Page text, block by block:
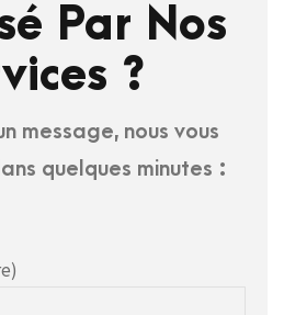
Par Nos
?
message, nous vous
quelques minutes :